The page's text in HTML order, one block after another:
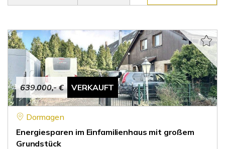
639.000,- € VERKAUFT
Dormagen
Energiesparen im Einfamilienhaus mit großem
Grundstück